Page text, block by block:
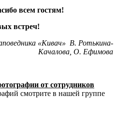
всем гостям!
встреч!
«Кивач» В. Ротькина-
Качалова, О. Ефимова
от сотрудников
смотрите в нашей группе